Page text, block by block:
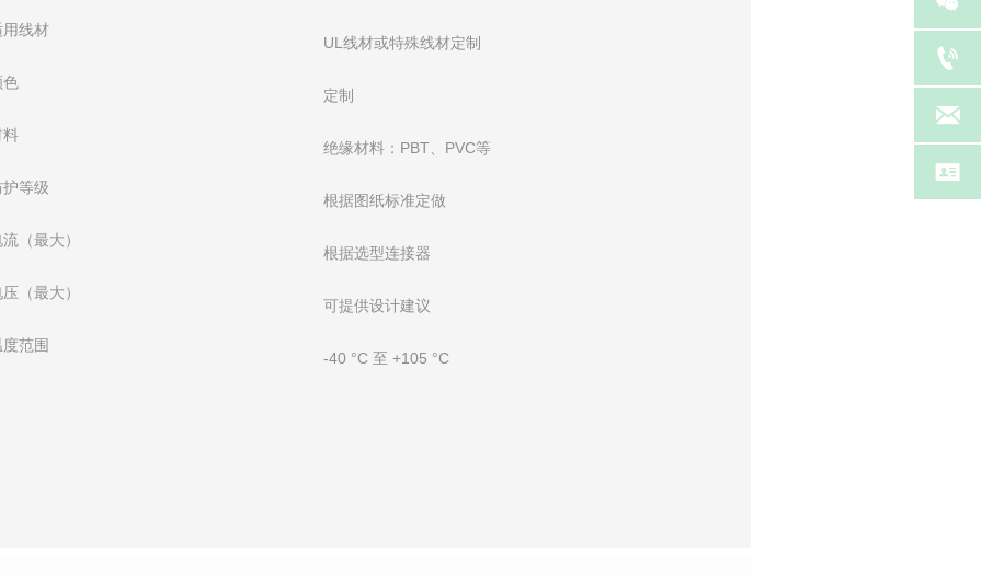
用线材
UL线材或特殊线材定制
色
定制
料
绝缘材料：PBT、PVC等
护等级
根据图纸标准定做
（最大）
根据选型连接器
（最大）
可提供设计建议
度范围
-40 °C 至 +105 °C


